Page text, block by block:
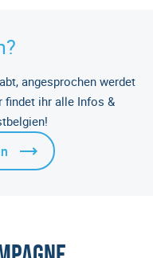
angesprochen werdet
findet ihr alle Infos &